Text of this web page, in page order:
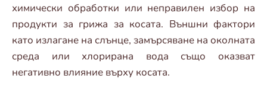
химически обработки или неправилен избор на
продукти за грижа за косата. Външни фактори
като излагане на слънце, замърсяване на околната
среда или хлорирана вода също оказват
негативно влияние върху косата.